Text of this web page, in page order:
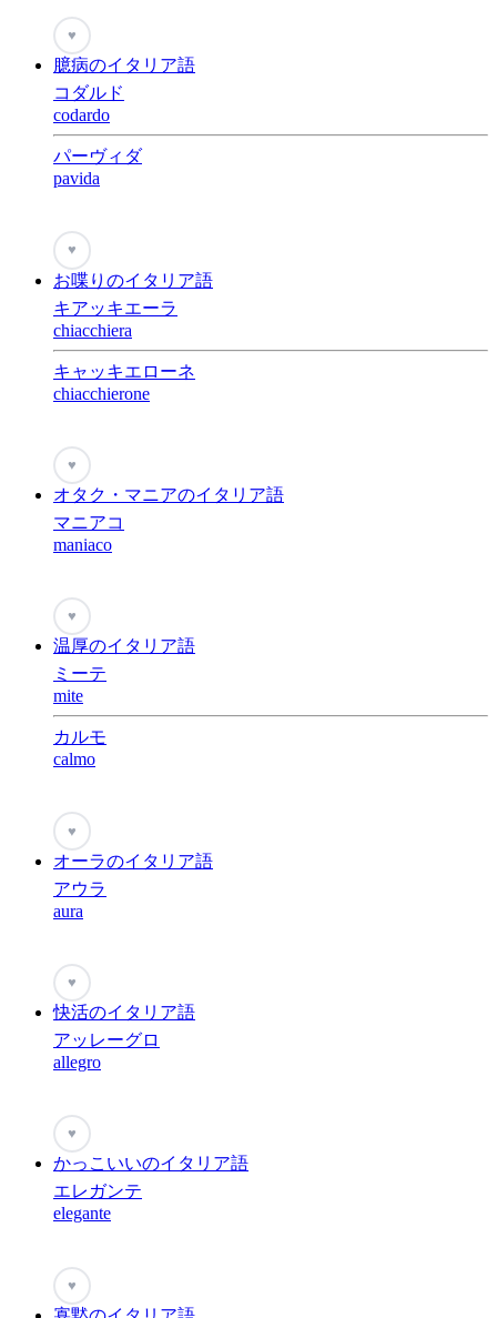
♥
臆病のイタリア語
コダルド
codardo
パーヴィダ
pavida
♥
お喋りのイタリア語
キアッキエーラ
chiacchiera
キャッキエローネ
chiacchierone
♥
オタク・マニアのイタリア語
マニアコ
maniaco
♥
温厚のイタリア語
ミーテ
mite
カルモ
calmo
♥
オーラのイタリア語
アウラ
aura
♥
快活のイタリア語
アッレーグロ
allegro
♥
かっこいいのイタリア語
エレガンテ
elegante
♥